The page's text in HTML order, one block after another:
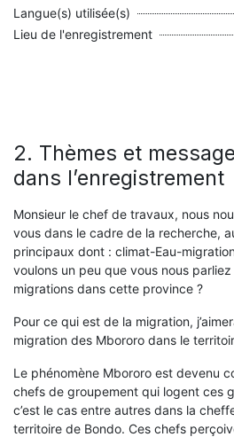
Langue(s) utilisée(s)
Lieu de l'enregistrement
2. Thèmes et
dans l’enregistrement
Monsieur le chef de travaux, nous
vous dans le cadre de la recherche,
principaux dont : climat-Eau-
voulons un peu que vous nous
migrations dans cette province ?
Pour ce qui est de la migration,
migration des Mbororo dans le
Le phénomène Mbororo est devenu
chefs de groupement qui logent ces
c’est le cas entre autres dans la
territoire de Bondo. Ces chefs